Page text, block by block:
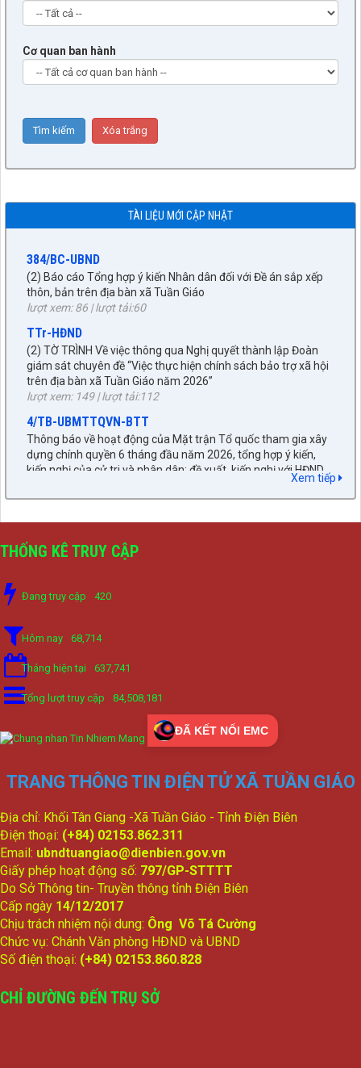
Cơ quan ban hành
TÀI LIỆU MỚI CẬP NHẬT
nhũng, tiêu cực 6 tháng đầu năm 2026
lượt xem: 503 | lượt tải:253
384/BC-UBND
(2) Báo cáo Tổng hợp ý kiến Nhân dân đối với Đề án sắp xếp
thôn, bản trên địa bàn xã Tuần Giáo
lượt xem: 86 | lượt tải:60
TTr-HĐND
(2) TỜ TRÌNH Về việc thông qua Nghị quyết thành lập Đoàn
giám sát chuyên đề “Việc thực hiện chính sách bảo trợ xã hội
trên địa bàn xã Tuần Giáo năm 2026”
lượt xem: 149 | lượt tải:112
4/TB-UBMTTQVN-BTT
Thông báo về hoạt động của Mặt trận Tổ quốc tham gia xây
dựng chính quyền 6 tháng đầu năm 2026, tổng hợp ý kiến,
kiến nghị của cử tri và nhân dân; đề xuất, kiến nghị với HĐND,
1737/TTr-UBND
khởi công mới năm 2026, dự án: Đầu tư xây dựng các hạng
dự kiến thực hiện năm 2026
lượt xem: 148 | lượt tải:88
(1) Báo cáo trả lời ý kiến và kết quả giải quyết các kiến nghị
của cử tri trước kỳ họp thứ Hai, HĐND xã khóa II, nhiệm kỳ
lượt xem: 101 | lượt tải:66
1704/TTr-UBND
(2) Đề nghị phê duyệt Kế hoạch phát triển sự nghiệp Giáo dục
lượt xem: 123 | lượt tải:82
349/BC-UBND
(2) Báo cáo công tác tiếp công dân giải quyết khiếu nại, tố cáo
và phòng chống tham nhũng, tiêu cực 6 tháng đầu năm
2026; phương hướng, nhiệm vụ 6 tháng cuối năm 2026
lượt xem: 200 | lượt tải:128
342/BC-UBND
(1) Về tình hình thực hiện Kế hoạch phát triển kinh tế-xã hội,
đảm bảo quốc phòng-an ninh trong 6 tháng đầu năm; nhiệm
lượt xem: 141 | lượt tải:118
Xem tiếp
THỐNG KÊ TRUY CẬP
Đang truy cập 420
Hôm nay 68,714
Tháng hiện tại 637,741
Tổng lượt truy cập 84,508,181
ĐÃ KẾT NỐI EMC
TRANG THÔNG TIN ĐIỆN TỬ XÃ TUẦN GIÁO
Địa chỉ: Khối Tân Giang -Xã Tuần Giáo - Tỉnh Điện Biên
Điện thoại: (+84) 02153.862.311
Email: ubndtuangiao@dienbien.gov.vn
Giấy phép hoạt động số: 797/GP-STTTT
Do Sở Thông tin- Truyền thông tỉnh Điện Biên
Cấp ngày 14/12/2017
Chịu trách nhiệm nội dung: Ông Võ Tá Cường
Chức vụ: Chánh Văn phòng HĐND và UBND
Số điện thoại: (+84) 02153.860.828
CHỈ ĐƯỜNG ĐẾN TRỤ SỞ